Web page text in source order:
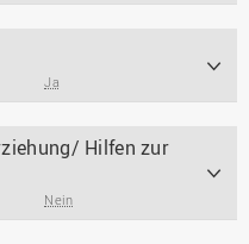
,Alter
Ja
Hilfen zur
Nein